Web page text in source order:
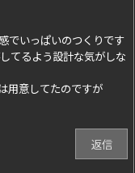
でいっぱいのつくりです
てるよう設計な気がしな
用意してたのですが
返信